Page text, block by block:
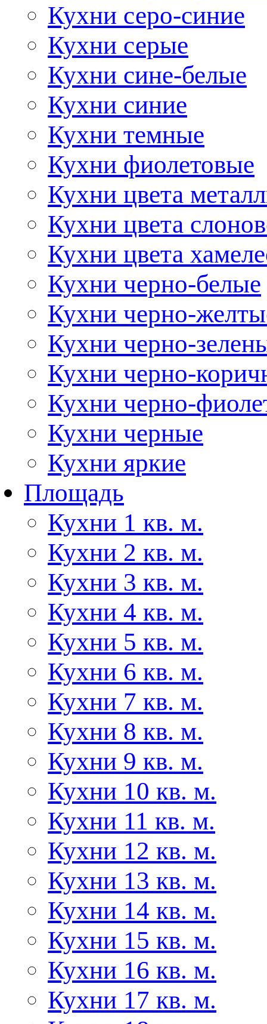
Кухни серо-синие
Кухни серые
Кухни сине-белые
Кухни синие
Кухни темные
Кухни фиолетовые
Кухни цвета
Кухни цвета
Кухни цвета
Кухни черно-белые
Кухни черно-
Кухни черно-
Кухни черно-
Кухни черно-
Кухни черные
Кухни яркие
Площадь
Кухни 1 кв. м.
Кухни 2 кв. м.
Кухни 3 кв. м.
Кухни 4 кв. м.
Кухни 5 кв. м.
Кухни 6 кв. м.
Кухни 7 кв. м.
Кухни 8 кв. м.
Кухни 9 кв. м.
Кухни 10 кв. м.
Кухни 11 кв. м.
Кухни 12 кв. м.
Кухни 13 кв. м.
Кухни 14 кв. м.
Кухни 15 кв. м.
Кухни 16 кв. м.
Кухни 17 кв. м.